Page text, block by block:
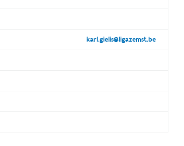
karl.gielis@ligazemst.be